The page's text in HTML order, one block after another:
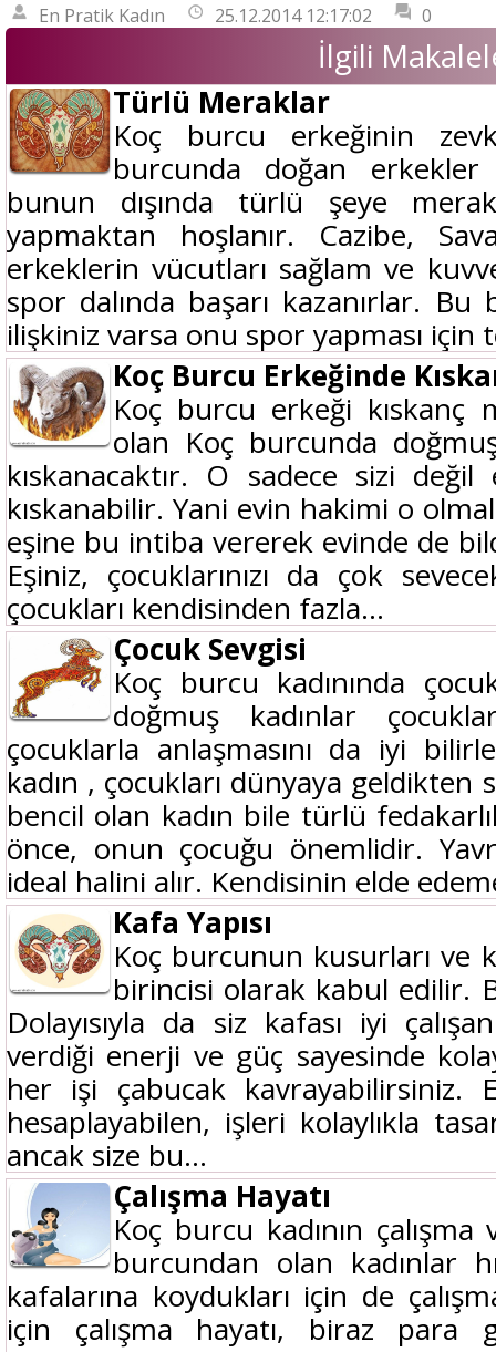
En Pratik Kadın 25.12.2014 12:17:02 0
İlgili
Türlü Meraklar
Koç burcu erkeğinin
burcunda doğan
bunun dışında türlü şeye
yapmaktan hoşlanır. Cazibe,
erkeklerin vücutları sağlam ve
spor dalında başarı kazanırlar.
ilişkiniz varsa onu spor yapması için
Koç Burcu Erkeğinde
Koç burcu erkeği kıskanç
olan Koç burcunda
kıskanacaktır. O sadece sizi
kıskanabilir. Yani evin hakimi o
eşine bu intiba vererek evinde de
Eşiniz, çocuklarınızı da çok
çocukları kendisinden fazla...
Çocuk Sevgisi
Koç burcu kadınında
doğmuş kadınlar
çocuklarla anlaşmasını da iyi
kadın , çocukları dünyaya
bencil olan kadın bile türlü
önce, onun çocuğu önemlidir.
ideal halini alır. Kendisinin elde
Kafa Yapısı
Koç burcunun kusurları ve
birincisi olarak kabul edilir.
Dolayısıyla da siz kafası iyi
verdiği enerji ve güç sayesinde
her işi çabucak kavrayabilirsiniz.
hesaplayabilen, işleri kolaylıkla
ancak size bu...
Çalışma Hayatı
Koç burcu kadının
burcundan olan kadınlar
kafalarına koydukları için de
için çalışma hayatı, biraz para